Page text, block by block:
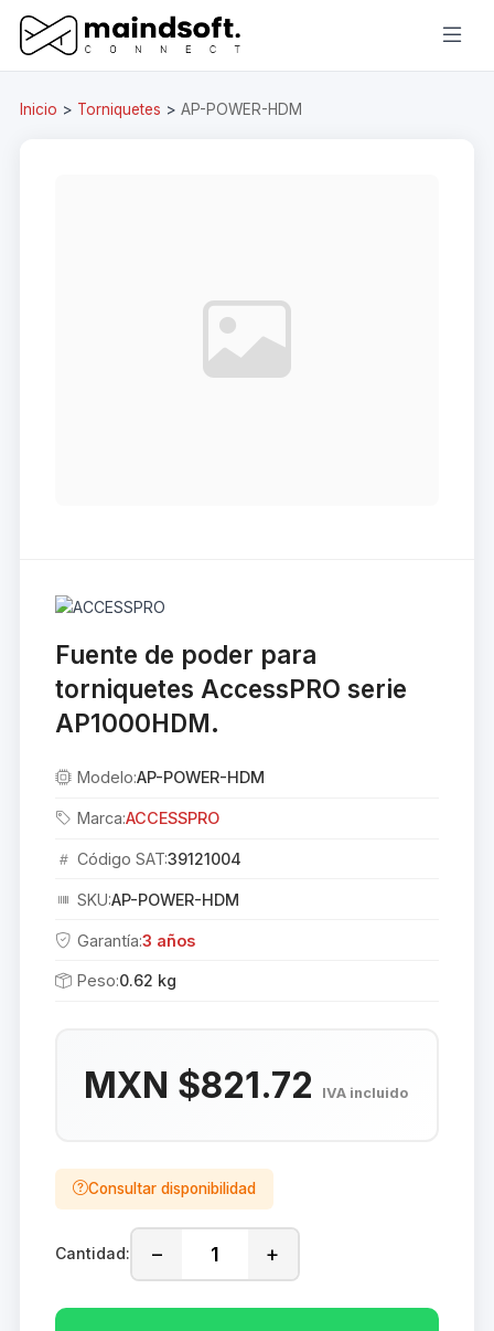
Inicio > Torniquetes > AP-POWER-HDM
Fuente de poder para
torniquetes AccessPRO serie
AP1000HDM.
Modelo:AP-POWER-HDM
Marca:ACCESSPRO
Código SAT:39121004
SKU:AP-POWER-HDM
Garantía:3 años
Peso:0.62 kg
MXN $821.72 IVA incluido
Consultar disponibilidad
Cantidad: − +